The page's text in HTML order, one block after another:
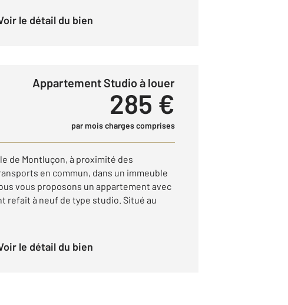
Voir le détail du bien
Appartement Studio à louer
285 €
par mois charges comprises
de Montluçon, à proximité des
en commun, dans un immeuble
vous proposons un appartement avec
refait à neuf de type studio. Situé au
Voir le détail du bien